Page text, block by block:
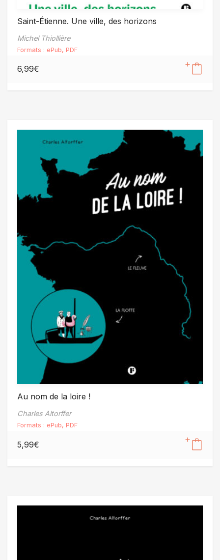
Saint-Étienne. Une ville, des horizons
Michel Thiollière
Formats : ePub, PDF
6,99€
Au nom de la loire !
Charles Altorffer
Formats : ePub, PDF
5,99€